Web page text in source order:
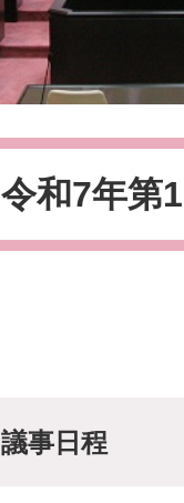
令和7年第
議事日程